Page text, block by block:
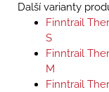
Další varianty
Finntrail
S
Finntrail
M
Finntrail